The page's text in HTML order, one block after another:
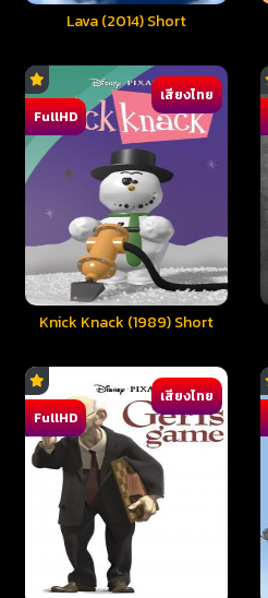
Lava (2014) Short
FullHD
เสียงไทย
Knick Knack (1989) Short
FullHD
เสียงไทย